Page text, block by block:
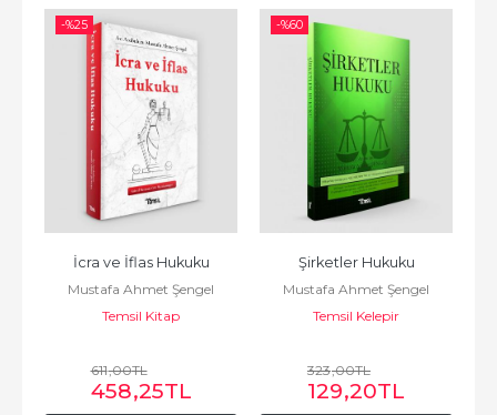
-%25
İcra ve İflas Hukuku
Mustafa Ahmet Şengel
Temsil Kitap
611,00TL
458,25TL
-%60
Şirketler Hukuku
Mustafa Ahmet Şengel
Temsil Kelepir
323,00TL
129,20TL